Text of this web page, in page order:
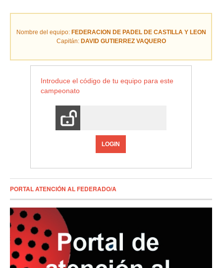
Nombre del equipo: FEDERACION DE PADEL DE CASTILLA Y LEON
Capitán: DAVID GUTIERREZ VAQUERO
Introduce el código de tu equipo para este
campeonato
LOGIN
PORTAL ATENCIÓN AL FEDERADO/A